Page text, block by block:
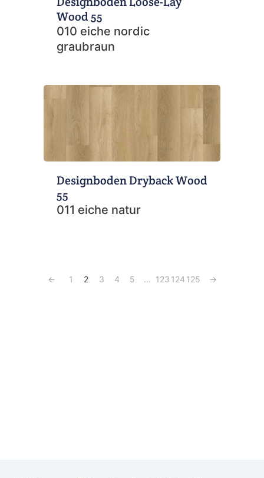
Wood 55
010 eiche nordic
graubraun
Designboden Dryback Wood
55
011 eiche natur
← 1 2 3 4 5 … 123 124 125 →